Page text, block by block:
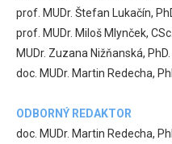
prof. MUDr. Štefan Lukačín,
prof. MUDr. Miloš Mlynček, CSc.
MUDr. Zuzana Nižňanská, PhD.
doc. MUDr. Martin Redecha,
ODBORNÝ REDAKTOR
doc. MUDr. Martin Redecha,